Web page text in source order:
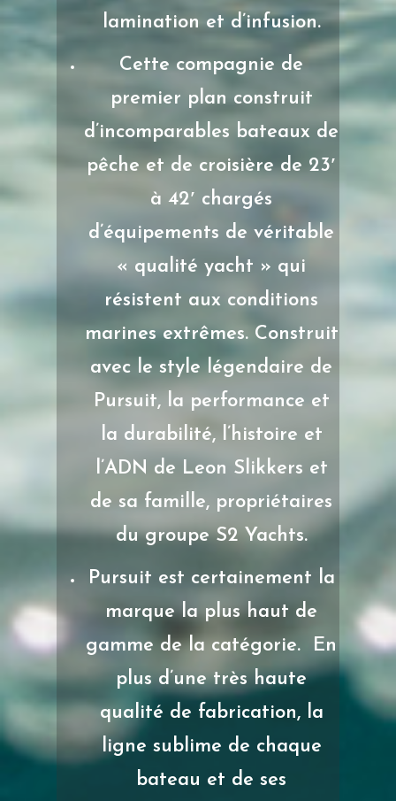
lamination et d’infusion.
Cette compagnie de
premier plan construit
d’incomparables bateaux de
pêche et de croisière de 23′
à 42′ chargés
d’équipements de véritable
« qualité yacht » qui
résistent aux conditions
marines extrêmes. Construit
avec le style légendaire de
Pursuit, la performance et
la durabilité, l’histoire et
l’ADN de Leon Slikkers et
de sa famille, propriétaires
du groupe S2 Yachts.
Pursuit est certainement la
marque la plus haut de
gamme de la catégorie. En
plus d’une très haute
qualité de fabrication, la
ligne sublime de chaque
bateau et de ses